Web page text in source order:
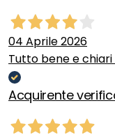
04 Aprile 2026
Tutto bene e
Acquirente